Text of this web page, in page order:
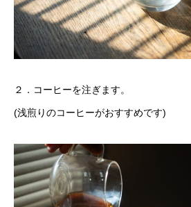
２．コーヒーを注ぎます。
(浅煎りのコーヒーがおすすめです)